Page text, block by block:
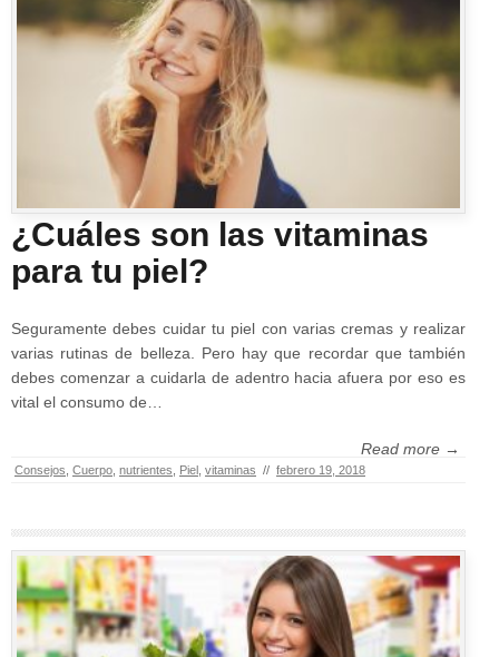
¿Cuáles son las vitaminas
para tu piel?
Seguramente debes cuidar tu piel con varias cremas y realizar
varias rutinas de belleza. Pero hay que recordar que también
debes comenzar a cuidarla de adentro hacia afuera por eso es
vital el consumo de…
Read more →
Consejos Cuerpo nutrientes Piel vitaminas // febrero 19, 2018